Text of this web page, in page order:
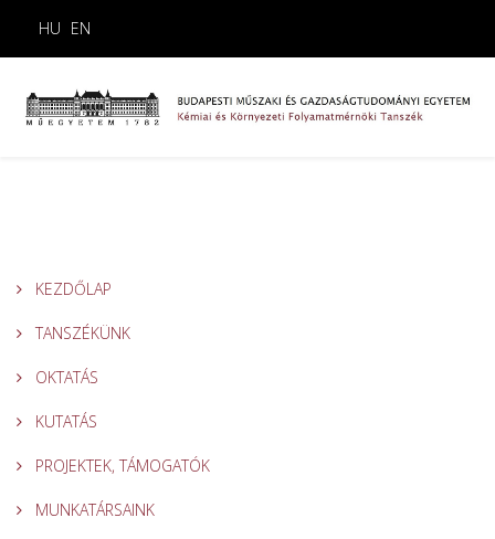
HU EN
KEZDŐLAP
TANSZÉKÜNK
OKTATÁS
KUTATÁS
PROJEKTEK, TÁMOGATÓK
MUNKATÁRSAINK